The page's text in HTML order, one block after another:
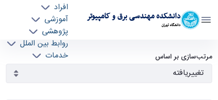
دانشکده مهندسی برق و کامپیوتر
دانشگاه تهران
افراد
آموزشی
پژوهشی
روابط بین الملل
خدمات
آرشیو اطلاعیه ها - ece- دانشکده مهندسی برق و
کامپیوتر
مرتب‌سازی بر اساس